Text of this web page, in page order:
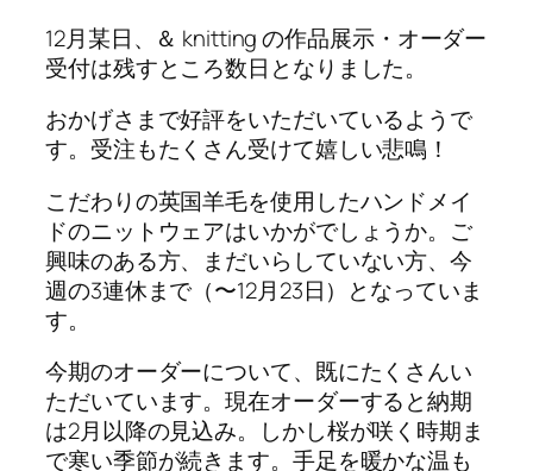
12月某日、＆ knitting の作品展示・オーダー
受付は残すところ数日となりました。
おかげさまで好評をいただいているようで
す。受注もたくさん受けて嬉しい悲鳴！
こだわりの英国羊毛を使用したハンドメイ
ドのニットウェアはいかがでしょうか。ご
興味のある方、まだいらしていない方、今
週の3連休まで（〜12月23日）となっていま
す。
今期のオーダーについて、既にたくさんい
ただいています。現在オーダーすると納期
は2月以降の見込み。しかし桜が咲く時期ま
で寒い季節が続きます。手足を暖かな温も